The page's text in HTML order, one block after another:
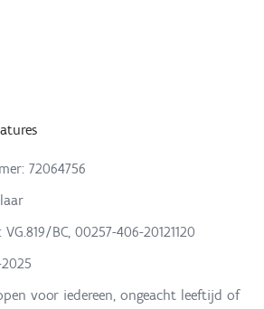
72064756
BC, 00257-406-20121120
voor iedereen, ongeacht leeftijd of